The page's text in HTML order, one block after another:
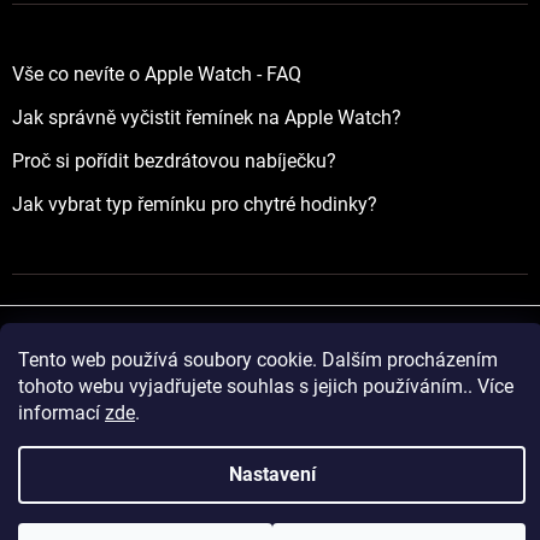
Tento web používá soubory cookie. Dalším procházením
tohoto webu vyjadřujete souhlas s jejich používáním.. Více
informací zde.
Nastavení
Vše co nevíte o Apple Watch - FAQ
Jak správně vyčistit řemínek na Apple Watch?
Proč si pořídit bezdrátovou nabíječku?
Jak vybrat typ řemínku pro chytré hodinky?
Vytvořil Shoptet